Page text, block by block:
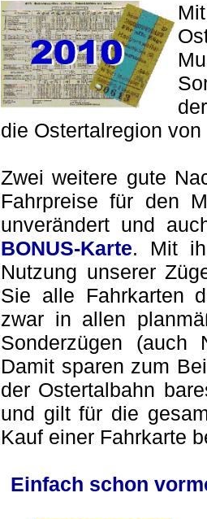
die Ostertalregion
Zwei weitere gute
Fahrpreise für den
unverändert und
BONUS-Karte. Mit
Nutzung unserer
Sie alle Fahrkarten
zwar in allen
Sonderzügen (auch
Damit sparen zum
der Ostertalbahn
und gilt für die
Kauf einer Fahrkarte
Einfach schon